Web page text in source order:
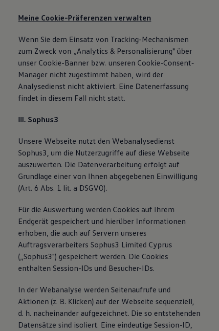
Meine Cookie-Präferenzen verwalten
Wenn Sie dem Einsatz von Tracking-Mechanismen
zum Zweck von „Analytics & Personalisierung" über
unser Cookie-Banner bzw. unseren Cookie-Consent-
Manager nicht zugestimmt haben, wird der
Analysedienst nicht aktiviert. Eine Datenerfassung
findet in diesem Fall nicht statt.
III. Sophus3
Unsere Webseite nutzt den Webanalysedienst
Sophus3, um die Nutzerzugriffe auf diese Webseite
auszuwerten. Die Datenverarbeitung erfolgt auf
Grundlage einer von Ihnen abgegebenen Einwilligung
(Art. 6 Abs. 1 lit. a DSGVO).
Für die Auswertung werden Cookies auf Ihrem
Endgerät gespeichert und hierüber Informationen
erhoben, die auch auf Servern unseres
Auftragsverarbeiters Sophus3 Limited Cyprus
(„Sophus3") gespeichert werden. Die Cookies
enthalten Session-IDs und Besucher-IDs.
In der Webanalyse werden Seitenaufrufe und
Aktionen (z. B. Klicken) auf der Webseite sequenziell,
d. h. nacheinander aufgezeichnet. Die so entstehenden
Datensätze sind isoliert. Eine eindeutige Session-ID,